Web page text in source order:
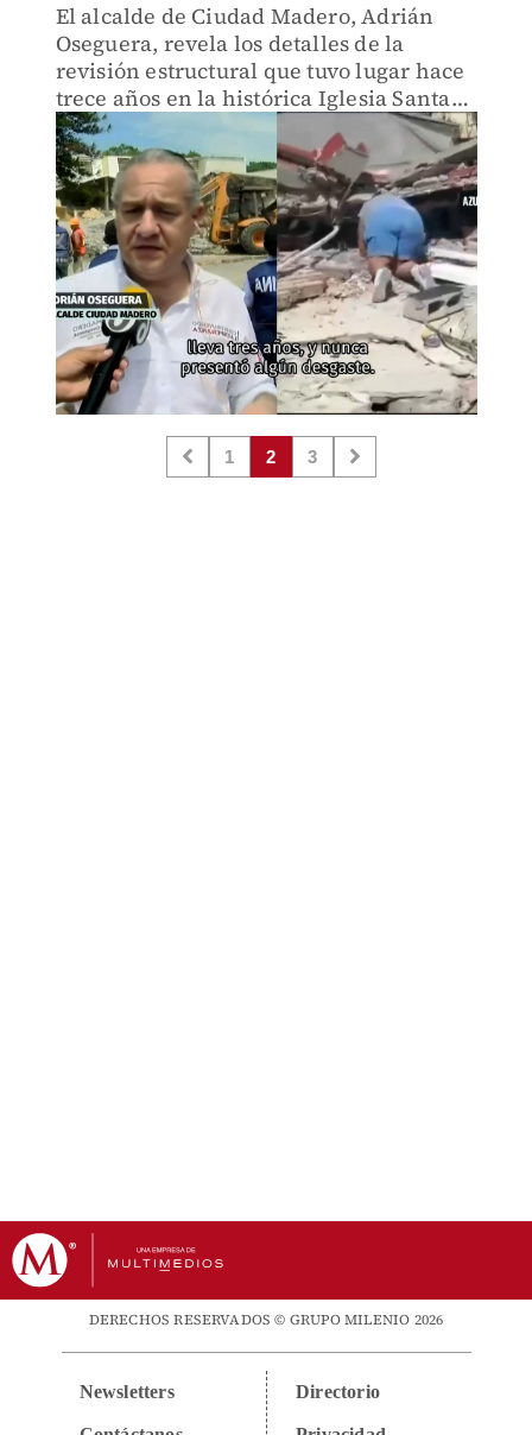
El alcalde de Ciudad Madero, Adrián
Oseguera, revela los detalles de la
revisión estructural que tuvo lugar hace
trece años en la histórica Iglesia Santa
Cruz.
1 2 3
DERECHOS RESERVADOS © GRUPO MILENIO 2026
Newsletters Directorio